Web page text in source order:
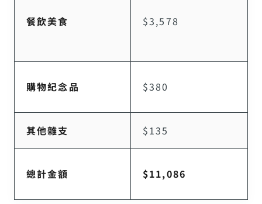
餐飲美食 $3,578
購物紀念品 $380
其他雜支 $135
總計金額 $11,086